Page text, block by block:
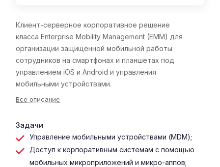
Клиент-серверное корпоративное решение
класса Enterprise Mobility Management (EMM) для
организации защищенной мобильной работы
сотрудников на смартфонах и планшетах под
управлением iOS и Android и управления
мобильными устройствами.
Все описание
Задачи
Управление мобильными устройствами (MDM);
Доступ к корпоративным системам с помощью
мобильных микроприложений и микро-аппов;